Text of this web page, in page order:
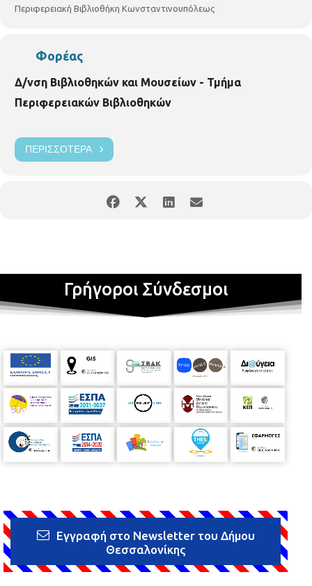
Περιφερειακή Βιβλιοθήκη Κωνσταντινουπόλεως
Φορέας
Δ/νση Βιβλιοθηκών και Μουσείων - Τμήμα
Περιφερειακών Βιβλιοθηκών
ΠΕΡΙΣΣΌΤΕΡΑ
Γρήγοροι Σύνδεσμοι
Εγγραφή στο Newsletter του Δήμου
Θεσσαλονίκης